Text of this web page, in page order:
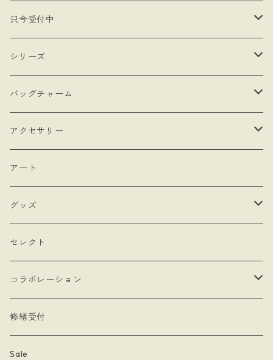
只今受付中
・受注制作
・抽選販売
シリーズ
- 馬
・bracket No.
- リボン
- モロッカンチャーム
- hand
- Drop Rose
- 本型チャーム
- Lady & Royal
- 月星夜
バッグチャーム
- ロゼットタイプ
- ネックレスタイプ
- シングルタイプ
- チェーン・カラビナ
アクセサリー
- ブローチ
- 耳飾り
- ネックレス
アート
グッズ
- バッグ
- ステッカー
- クリーナークロス
- 文房具
セレクト
コラボレーション
limboussole
こまっちゃん
修繕受付
Sale